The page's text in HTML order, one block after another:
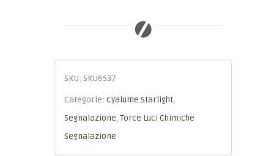
SKU: SKU6537
Categorie: Cyalume Starlight,
Segnalazione, Torce Luci Chimiche
Segnalazione